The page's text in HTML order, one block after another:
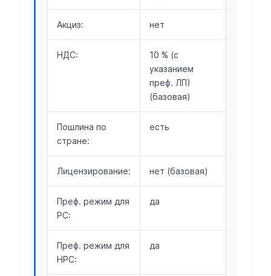
Акциз: нет
НДС:
10 % (с
указанием
преф. ЛП)
(базовая)
Пошлина по
стране:
есть
Лицензирование: нет (базовая)
Преф. режим для
РС:
да
Преф. режим для
НРС:
да